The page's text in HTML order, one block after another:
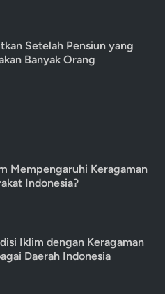
Setelah Pensiun yang
Banyak Orang
Mempengaruhi Keragaman
Indonesia?
Iklim dengan Keragaman
Daerah Indonesia